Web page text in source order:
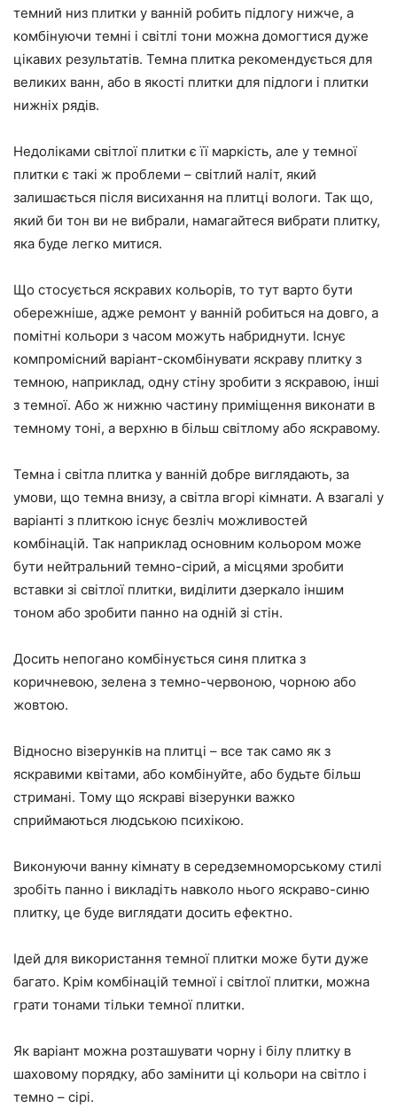
темний низ плитки у ванній робить підлогу нижче, а
комбінуючи темні і світлі тони можна домогтися дуже
цікавих результатів. Темна плитка рекомендується для
великих ванн, або в якості плитки для підлоги і плитки
нижніх рядів.
Недоліками світлої плитки є її маркість, але у темної
плитки є такі ж проблеми – світлий наліт, який
залишається після висихання на плитці вологи. Так що,
який би тон ви не вибрали, намагайтеся вибрати плитку,
яка буде легко митися.
Що стосується яскравих кольорів, то тут варто бути
обережніше, адже ремонт у ванній робиться на довго, а
помітні кольори з часом можуть набриднути. Існує
компромісний варіант-скомбінувати яскраву плитку з
темною, наприклад, одну стіну зробити з яскравою, інші
з темної. Або ж нижню частину приміщення виконати в
темному тоні, а верхню в більш світлому або яскравому.
Темна і світла плитка у ванній добре виглядають, за
умови, що темна внизу, а світла вгорі кімнати. А взагалі у
варіанті з плиткою існує безліч можливостей
комбінацій. Так наприклад основним кольором може
бути нейтральний темно-сірий, а місцями зробити
вставки зі світлої плитки, виділити дзеркало іншим
тоном або зробити панно на одній зі стін.
Досить непогано комбінується синя плитка з
коричневою, зелена з темно-червоною, чорною або
жовтою.
Відносно візерунків на плитці – все так само як з
яскравими квітами, або комбінуйте, або будьте більш
стримані. Тому що яскраві візерунки важко
сприймаються людською психікою.
Виконуючи ванну кімнату в середземноморському стилі
зробіть панно і викладіть навколо нього яскраво-синю
плитку, це буде виглядати досить ефектно.
Ідей для використання темної плитки може бути дуже
багато. Крім комбінацій темної і світлої плитки, можна
грати тонами тільки темної плитки.
Як варіант можна розташувати чорну і білу плитку в
шаховому порядку, або замінити ці кольори на світло і
темно – сірі.